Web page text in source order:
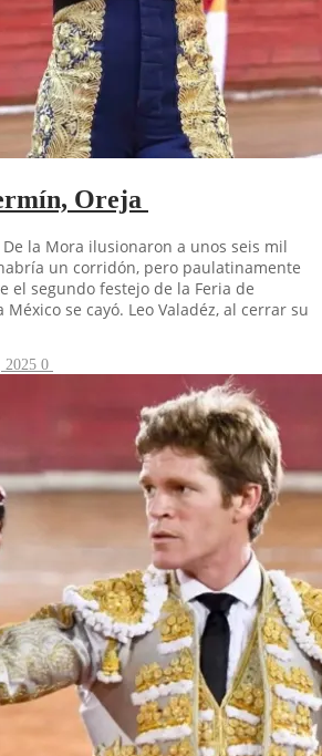
Oreja
la Mora ilusionaron a unos seis mil
un corridón, pero paulatinamente
el segundo festejo de la Feria de
se cayó. Leo Valadéz, al cerrar su
2025 0